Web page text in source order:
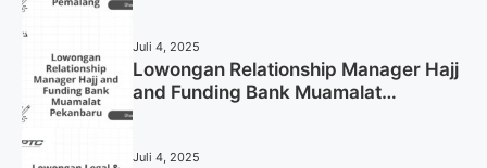
Juli 4, 2025
Lowongan Relationship Manager Hajj
and Funding Bank Muamalat
Juli 4, 2025